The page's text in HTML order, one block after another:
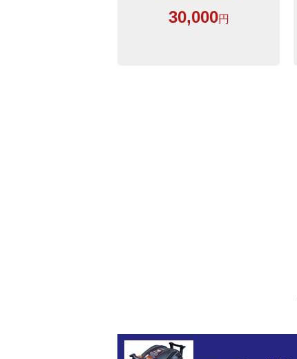
30,000円